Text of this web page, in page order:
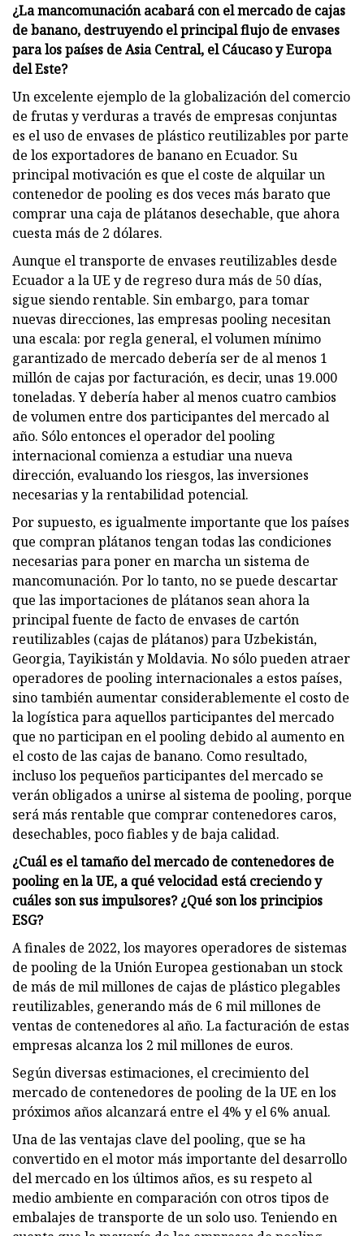
¿La mancomunación acabará con el mercado de cajas
de banano, destruyendo el principal flujo de envases
para los países de Asia Central, el Cáucaso y Europa
del Este?
Un excelente ejemplo de la globalización del comercio
de frutas y verduras a través de empresas conjuntas
es el uso de envases de plástico reutilizables por parte
de los exportadores de banano en Ecuador. Su
principal motivación es que el coste de alquilar un
contenedor de pooling es dos veces más barato que
comprar una caja de plátanos desechable, que ahora
cuesta más de 2 dólares.
Aunque el transporte de envases reutilizables desde
Ecuador a la UE y de regreso dura más de 50 días,
sigue siendo rentable. Sin embargo, para tomar
nuevas direcciones, las empresas pooling necesitan
una escala: por regla general, el volumen mínimo
garantizado de mercado debería ser de al menos 1
millón de cajas por facturación, es decir, unas 19.000
toneladas. Y debería haber al menos cuatro cambios
de volumen entre dos participantes del mercado al
año. Sólo entonces el operador del pooling
internacional comienza a estudiar una nueva
dirección, evaluando los riesgos, las inversiones
necesarias y la rentabilidad potencial.
Por supuesto, es igualmente importante que los países
que compran plátanos tengan todas las condiciones
necesarias para poner en marcha un sistema de
mancomunación. Por lo tanto, no se puede descartar
que las importaciones de plátanos sean ahora la
principal fuente de facto de envases de cartón
reutilizables (cajas de plátanos) para Uzbekistán,
Georgia, Tayikistán y Moldavia. No sólo pueden atraer
operadores de pooling internacionales a estos países,
sino también aumentar considerablemente el costo de
la logística para aquellos participantes del mercado
que no participan en el pooling debido al aumento en
el costo de las cajas de banano. Como resultado,
incluso los pequeños participantes del mercado se
verán obligados a unirse al sistema de pooling, porque
será más rentable que comprar contenedores caros,
desechables, poco fiables y de baja calidad.
¿Cuál es el tamaño del mercado de contenedores de
pooling en la UE, a qué velocidad está creciendo y
cuáles son sus impulsores? ¿Qué son los principios
ESG?
A finales de 2022, los mayores operadores de sistemas
de pooling de la Unión Europea gestionaban un stock
de más de mil millones de cajas de plástico plegables
reutilizables, generando más de 6 mil millones de
ventas de contenedores al año. La facturación de estas
empresas alcanza los 2 mil millones de euros.
Según diversas estimaciones, el crecimiento del
mercado de contenedores de pooling de la UE en los
próximos años alcanzará entre el 4% y el 6% anual.
Una de las ventajas clave del pooling, que se ha
convertido en el motor más importante del desarrollo
del mercado en los últimos años, es su respeto al
medio ambiente en comparación con otros tipos de
embalajes de transporte de un solo uso. Teniendo en